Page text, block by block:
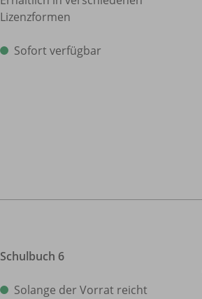
Lizenzformen
Sofort verfügbar
Schulbuch 6
Solange der Vorrat reicht